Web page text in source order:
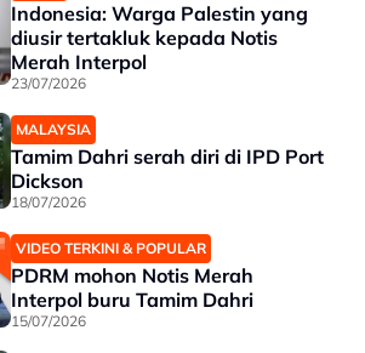
Indonesia: Warga Palestin yang
diusir tertakluk kepada Notis
Merah Interpol
23/07/2026
MALAYSIA
Tamim Dahri serah diri di IPD Port
Dickson
18/07/2026
VIDEO TERKINI & POPULAR
PDRM mohon Notis Merah
Interpol buru Tamim Dahri
15/07/2026